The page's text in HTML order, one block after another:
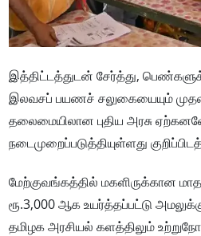
இத்திட்டத்துடன் சேர்த்து,
இலவசப் பயணச் சலுகையையும்
தலைமையிலான புதிய அரசு
நடைமுறைப்படுத்தியுள்ளது
மேற்குவங்கத்தில் மகளிருக்கான
ரூ.3,000 ஆக உயர்த்தப்பட்டு
தமிழக அரசியல் களத்திலும்